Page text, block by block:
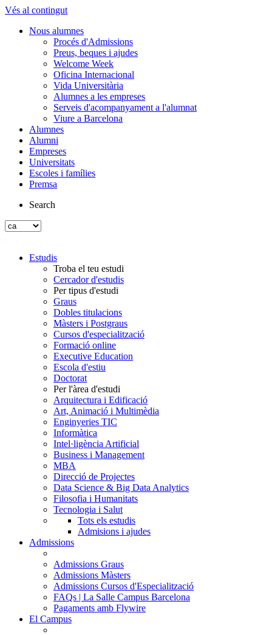
Vés al contingut
Nous alumnes
Procés d'Admissions
Preus, beques i ajudes
Welcome Week
Oficina Internacional
Vida Universitària
Alumnes a les empreses
Serveis d'acompanyament a l'alumnat
Viure a Barcelona
Alumnes
Alumni
Empreses
Universitats
Escoles i famílies
Premsa
Search
Estudis
Troba el teu estudi
Cercador d'estudis
Per tipus d'estudi
Graus
Dobles titulacions
Màsters i Postgraus
Cursos d'especialització
Formació online
Executive Education
Escola d'estiu
Doctorat
Per l'àrea d'estudi
Arquitectura i Edificació
Art, Animació i Multimèdia
Enginyeries TIC
Informàtica
Intel·ligència Artificial
Business i Management
MBA
Direcció de Projectes
Data Science & Big Data Analytics
Filosofia i Humanitats
Tecnologia i Salut
Tots els estudis
Admisions i ajudes
Admissions
Admissions Graus
Admissions Màsters
Admissions Cursos d'Especialització
FAQs | La Salle Campus Barcelona
Pagaments amb Flywire
El Campus